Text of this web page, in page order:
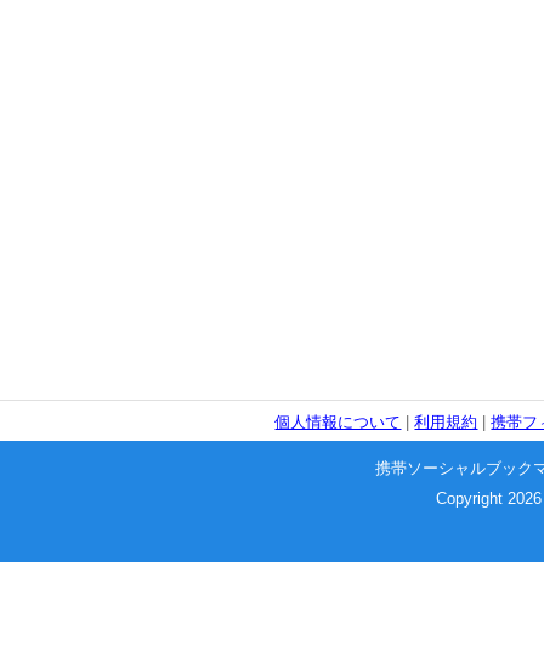
個人情報について |利用規約 |携帯フ
携帯ソーシャルブック
Copyright